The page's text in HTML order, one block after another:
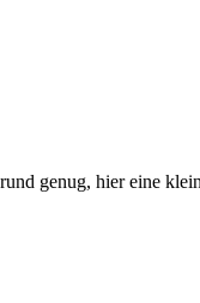
genug, hier eine